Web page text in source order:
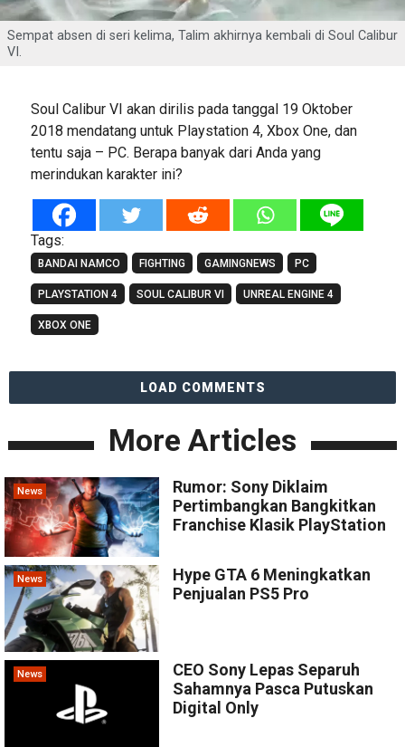
Sempat absen di seri kelima, Talim akhirnya kembali di Soul Calibur
VI.
Soul Calibur VI akan dirilis pada tanggal 19 Oktober
2018 mendatang untuk Playstation 4, Xbox One, dan
tentu saja – PC. Berapa banyak dari Anda yang
merindukan karakter ini?
Tags:
BANDAI NAMCO FIGHTING GAMINGNEWS PC
PLAYSTATION 4 SOUL CALIBUR VI UNREAL ENGINE 4
XBOX ONE
LOAD COMMENTS
More Articles
News
Rumor: Sony Diklaim
Pertimbangkan Bangkitkan
Franchise Klasik PlayStation
News
Hype GTA 6 Meningkatkan
Penjualan PS5 Pro
News
CEO Sony Lepas Separuh
Sahamnya Pasca Putuskan
Digital Only